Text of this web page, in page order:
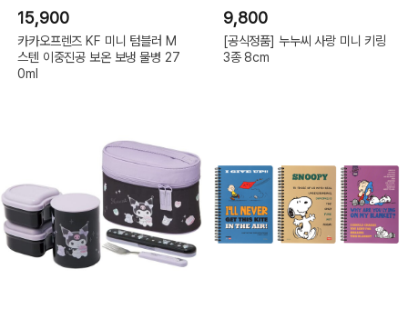
15,900
카카오프렌즈 KF 미니 텀블러 M
스텐 이중진공 보온 보냉 물병 27
0ml
9,800
[공식정품] 누누씨 사랑 미니 키링
3종 8cm